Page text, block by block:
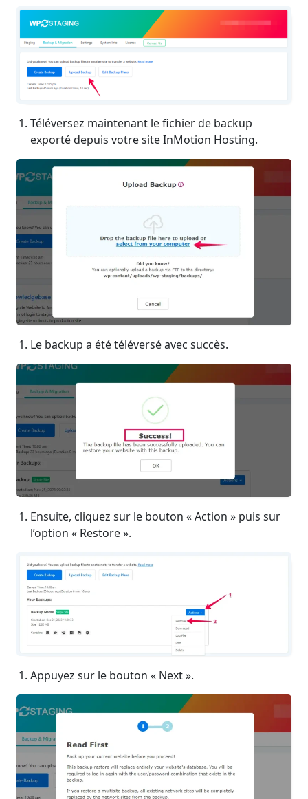
Téléversez maintenant le fichier de backup
exporté depuis votre site InMotion Hosting.
Le backup a été téléversé avec succès.
Ensuite, cliquez sur le bouton « Action » puis sur
l’option « Restore ».
Appuyez sur le bouton « Next ».